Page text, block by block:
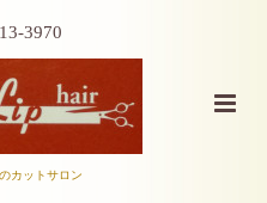
3970
カットサロン